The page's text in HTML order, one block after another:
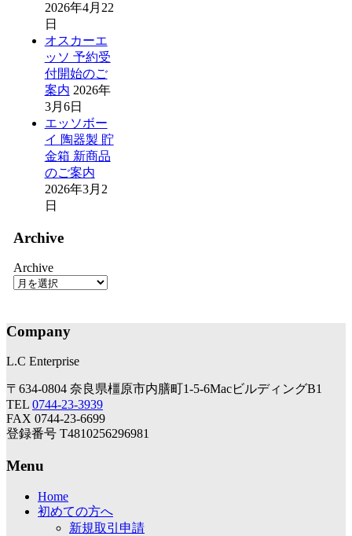
2026年4月22
日
オスカーエ
ッソ 予約受
付開始のご
案内 2026年
3月6日
エッソボー
イ 陶器製 貯
金箱 新商品
のご案内
2026年3月2
日
Archive
Archive
Company
L.C Enterprise
〒634-0804 奈良県橿原市内膳町1-5-6MacビルディングB1
TEL 0744-23-3939
FAX 0744-23-6699
登録番号 T4810256296981
Menu
Home
初めての方へ
新規取引申請